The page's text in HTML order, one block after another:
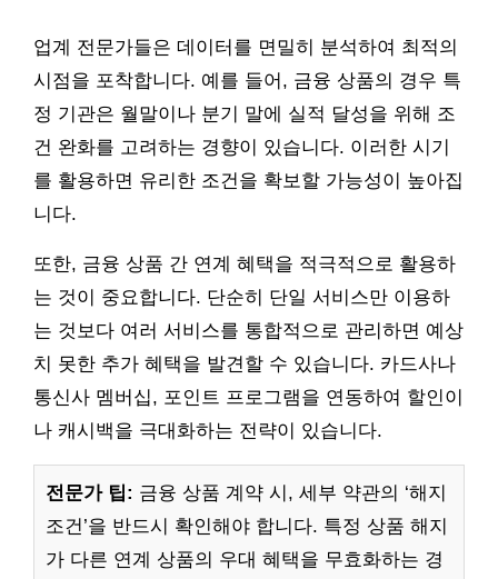
업계 전문가들은 데이터를 면밀히 분석하여 최적의
시점을 포착합니다. 예를 들어, 금융 상품의 경우 특
정 기관은 월말이나 분기 말에 실적 달성을 위해 조
건 완화를 고려하는 경향이 있습니다. 이러한 시기
를 활용하면 유리한 조건을 확보할 가능성이 높아집
니다.
또한, 금융 상품 간 연계 혜택을 적극적으로 활용하
는 것이 중요합니다. 단순히 단일 서비스만 이용하
는 것보다 여러 서비스를 통합적으로 관리하면 예상
치 못한 추가 혜택을 발견할 수 있습니다. 카드사나
통신사 멤버십, 포인트 프로그램을 연동하여 할인이
나 캐시백을 극대화하는 전략이 있습니다.
전문가 팁: 금융 상품 계약 시, 세부 약관의 ‘해지
조건’을 반드시 확인해야 합니다. 특정 상품 해지
가 다른 연계 상품의 우대 혜택을 무효화하는 경